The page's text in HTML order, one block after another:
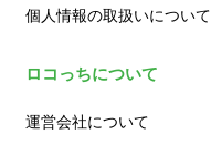
個人情報の取扱いについて
ロコっちについて
運営会社について